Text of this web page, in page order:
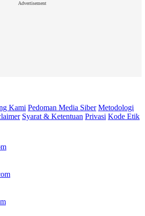
Advertisement
Kami Pedoman Media Siber Metodologi
Syarat & Ketentuan Privasi Kode Etik